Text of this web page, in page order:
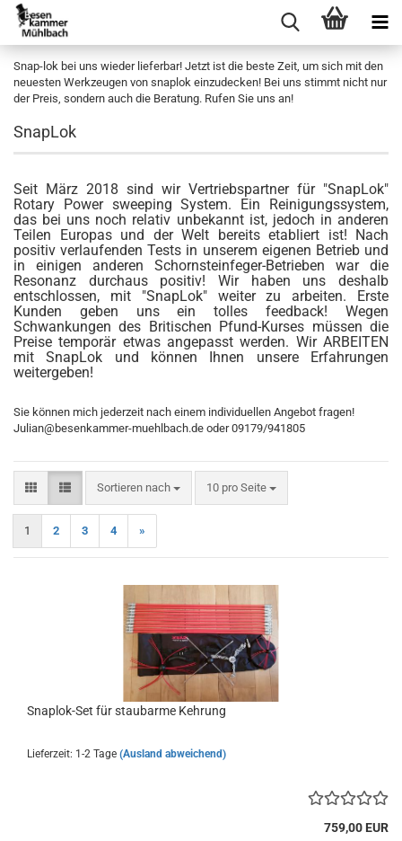
Snap-lok bei uns wieder lieferbar! Jetzt ist die beste Zeit, um sich mit den
neuesten Werkzeugen von snaplok einzudecken! Bei uns stimmt nicht nur
der Preis, sondern auch die Beratung. Rufen Sie uns an!
SnapLok
Seit März 2018 sind wir Vertriebspartner für "SnapLok"
Rotary Power sweeping System. Ein Reinigungssystem,
das bei uns noch relativ unbekannt ist, jedoch in anderen
Teilen Europas und der Welt bereits etabliert ist! Nach
positiv verlaufenden Tests in unserem eigenen Betrieb und
in einigen anderen Schornsteinfeger-Betrieben war die
Resonanz durchaus positiv! Wir haben uns deshalb
entschlossen, mit "SnapLok" weiter zu arbeiten. Erste
Kunden geben uns ein tolles feedback! Wegen
Schwankungen des Britischen Pfund-Kurses müssen die
Preise temporär etwas angepasst werden. Wir ARBEITEN
mit SnapLok und können Ihnen unsere Erfahrungen
weitergeben!
Sie können mich jederzeit nach einem individuellen Angebot fragen!
Julian@besenkammer-muehlbach.de oder 09179/941805
Sortieren nach
Sortieren nach 10 pro Seite
pro Seite
1 2 3 4 »
Snaplok-​​Set für staubar­me Keh­rung
Lieferzeit: 1-2 Tage (Ausland abweichend)
759,00 EUR